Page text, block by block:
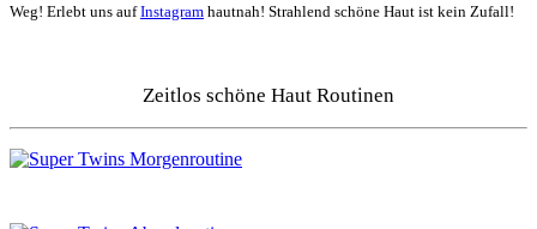
Weg! Erlebt uns aufInstagram hautnah! Strahlend schöne Haut ist kein Zufall!
Zeitlos schöne Haut Routinen